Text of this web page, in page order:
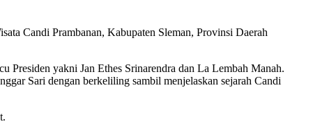
Candi Prambanan, Kabupaten Sleman, Provinsi Daerah
Presiden yakni Jan Ethes Srinarendra dan La Lembah Manah.
Sari dengan berkeliling sambil menjelaskan sejarah Candi